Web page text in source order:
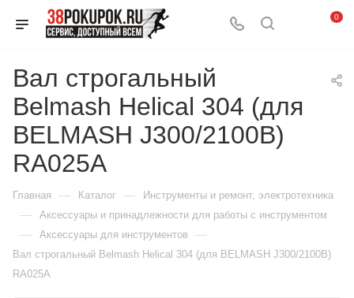
0
Вал строгальный
Belmash Helical 304 (для
BELMASH J300/2100B)
RA025A
Главная — Каталог — Инструменты и ремонт, электротехника
— Аксессуары и принадлежности для работы с инструментом
— Аксессуары для инструментов —
Вал строгальный Belmash Helical 304 (для BELMASH J300/2100B)
RA025A